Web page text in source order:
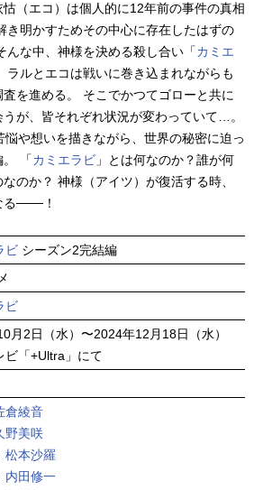
（エコ）は個人的に12年前の事件の真相
き明かすためその中心に存在したはずの
んな中、神様を決める殺し合い「カミエ
ラルとエコは戦いに巻き込まれながらも
を進める。 そこでかつてゴローと共に
が、皆それぞれ状況が変わっていて…。
や想いを描きながら、世界の秘密に迫っ
「カミエラビ 」とは何なのか？誰が何
のか？ 神様（アイツ）が復活する時、
る───！
ビ シーズン2完結編
ビ
月2日（水）〜2024年12月18日（水）
ビ「+Ultra」にて
倉綾音
野美咲
松本沙羅
内田修一